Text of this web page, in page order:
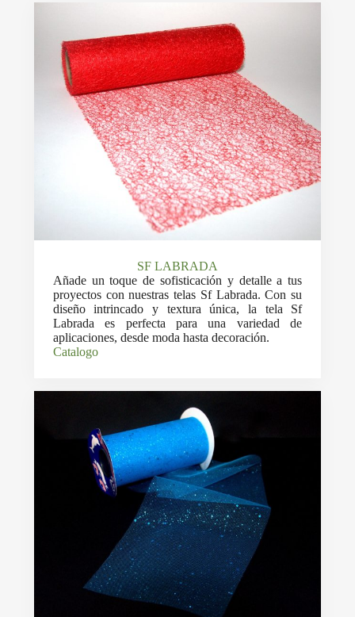
SF LABRADA
Añade un toque de sofisticación y detalle a tus
proyectos con nuestras telas Sf Labrada. Con su
diseño intrincado y textura única, la tela Sf
Labrada es perfecta para una variedad de
aplicaciones, desde moda hasta decoración.
Catalogo